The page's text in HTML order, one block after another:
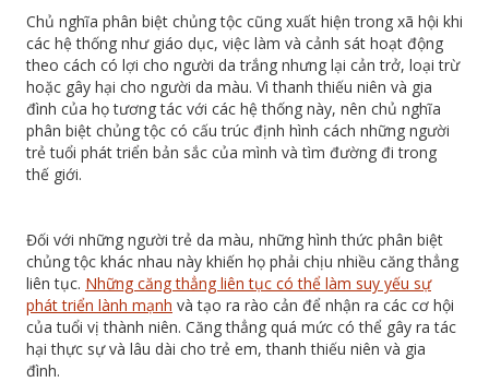
Chủ nghĩa phân biệt chủng tộc cũng xuất hiện trong xã hội khi
các hệ thống như giáo dục, việc làm và cảnh sát hoạt động
theo cách có lợi cho người da trắng nhưng lại cản trở, loại trừ
hoặc gây hại cho người da màu. Vì thanh thiếu niên và gia
đình của họ tương tác với các hệ thống này, nên chủ nghĩa
phân biệt chủng tộc có cấu trúc định hình cách những người
trẻ tuổi phát triển bản sắc của mình và tìm đường đi trong
thế giới.
Đối với những người trẻ da màu, những hình thức phân biệt
chủng tộc khác nhau này khiến họ phải chịu nhiều căng thẳng
liên tục. Những căng thẳng liên tục có thể làm suy yếu sự
phát triển lành mạnh và tạo ra rào cản để nhận ra các cơ hội
của tuổi vị thành niên. Căng thẳng quá mức có thể gây ra tác
hại thực sự và lâu dài cho trẻ em, thanh thiếu niên và gia
đình.